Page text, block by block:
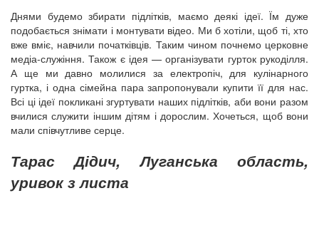
Днями будемо збирати підлітків, маємо деякі ідеї. Їм дуже
подобається знімати і монтувати відео. Ми б хотіли, щоб ті, хто
вже вміє, навчили початківців. Таким чином почнемо церковне
медіа-служіння. Також є ідея — організувати гурток рукоділля.
А ще ми давно молилися за електропіч, для кулінарного
гуртка, і одна сімейна пара запропонували купити її для нас.
Всі ці ідеї покликані згуртувати наших підлітків, аби вони разом
вчилися служити іншим дітям і дорослим. Хочеться, щоб вони
мали співчутливе серце.
Тарас Дідич, Луганська область,
уривок з листа